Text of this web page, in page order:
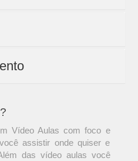
Vídeo Aulas com foco e
assistir onde quiser e
das vídeo aulas você